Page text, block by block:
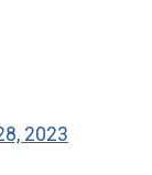
2023